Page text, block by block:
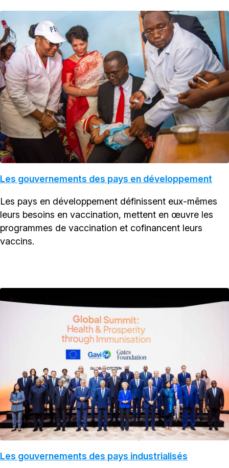
Les gouvernements des pays en développement
Les pays en développement définissent eux-mêmes
leurs besoins en vaccination, mettent en œuvre les
programmes de vaccination et cofinancent leurs
vaccins.
Les gouvernements des pays industrialisés